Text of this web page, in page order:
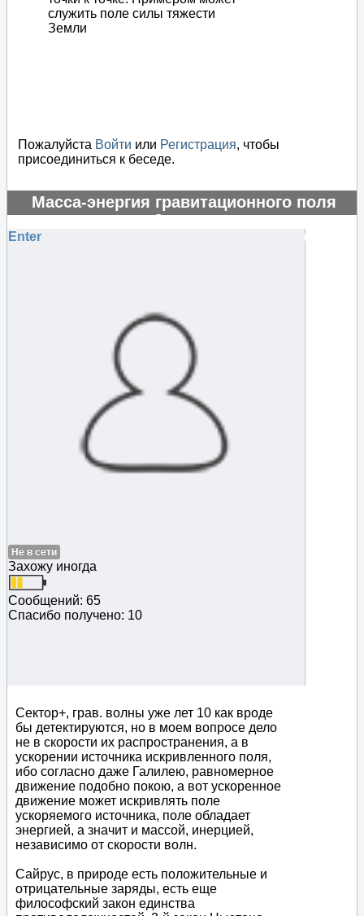
служить поле силы тяжести
Земли
Пожалуйста Войти или Регистрация, чтобы
присоединиться к беседе.
Масса-энергия гравитационного поля
отрицательная?
#130722
Enter
Не в сети
Захожу иногда
Сообщений: 65
Спасибо получено: 10
Сектор+, грав. волны уже лет 10 как вроде
бы детектируются, но в моем вопросе дело
не в скорости их распространения, а в
ускорении источника искривленного поля,
ибо согласно даже Галилею, равномерное
движение подобно покою, а вот ускоренное
движение может искривлять поле
ускоряемого источника, поле обладает
энергией, а значит и массой, инерцией,
независимо от скорости волн.
Сайрус, в природе есть положительные и
отрицательные заряды, есть еще
философский закон единства